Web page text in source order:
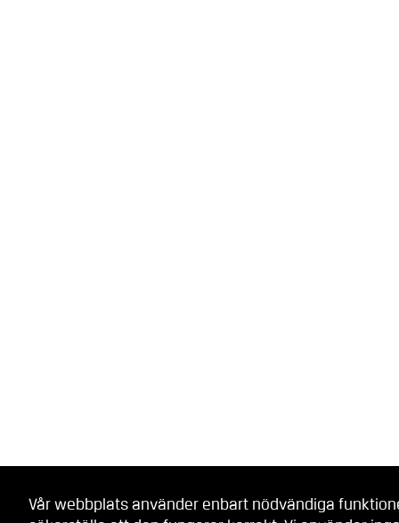
Vår webbplats använder enbart nödvändiga